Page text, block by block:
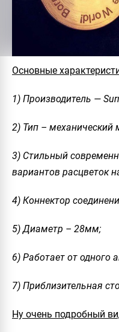
Основные
1) Производитель —
2) Тип – механический
3) Стильный
вариантов расцветок
4) Коннектор
5) Диаметр – 28мм;
6) Работает от одного
7) Приблизительная
Ну очень подробный